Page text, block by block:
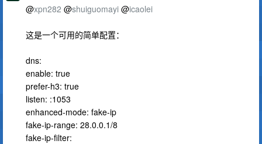
@xpn282 @shuiguomayi @icaolei
这是一个可用的简单配置：
dns:
enable: true
prefer-h3: true
listen: :1053
enhanced-mode: fake-ip
fake-ip-range: 28.0.0.1/8
fake-ip-filter: